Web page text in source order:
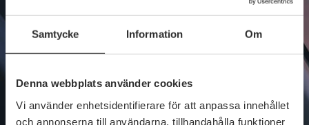
Samtycke Information Om
Denna webbplats använder cookies
Vi använder enhetsidentifierare för att anpassa innehållet
och annonserna till användarna, tillhandahålla funktioner
Lösenord